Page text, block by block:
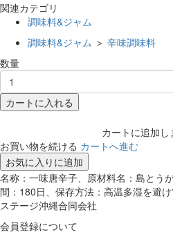
関連カテゴリ
調味料&ジャム
調味料&ジャム ＞ 辛味調味料
数量
カートに入れる
カートに追加し
お買い物を続ける カートへ進む
お気に入りに追加
名称：一味唐辛子、原材料名：島とう
間：180日、保存方法：高温多湿を避
ステージ沖縄合同会社
会員登録について